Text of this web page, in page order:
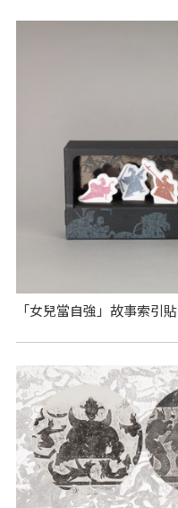
「女兒當自強」故事索引貼